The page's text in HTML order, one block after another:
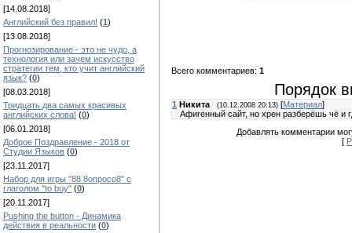
[14.08.2018]
Английский без правил! (1)
[13.08.2018]
Прогнозирование - это не чудо, а
технология или зачем искусство
стратегии тем, кто учит английский
язык? (0)
[08.03.2018]
Тридцать два самых красивых
английских слова! (0)
[06.01.2018]
Доброе Поздравление - 2018 от
Студии Языков (0)
[23.11.2017]
Набор для игры "88 8опросо8" с
глаголом "to buy" (0)
[20.11.2017]
Pushing the button - Динамика
действия в реальности (0)
Всего комментариев: 1
Порядок
1 Никита (10.12.2008 20:13) [Материал]
Афигенный сайт, но хрен разберёшь чё и
Добавлять комментарии
[